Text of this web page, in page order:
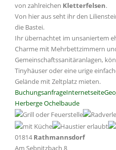
von zahlreichen Kletterfelsen.
Von hier aus seht ihr den
die Bastei.
Ihr übernachtet im unsaniertem
Charme mit Mehrbettzimmern
Gemeinschaftssanitäranlagen,
Tinyhäuser oder eine urige
Gelände mit Zeltplatz mieten.
BuchungsanfrageInternetseite
Herberge Ochelbaude
01814 Rathmannsdorf
Am Sebnitzbach 8